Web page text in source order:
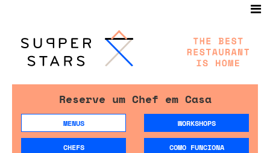
Reserve um Chef em Casa
MENUS WORKSHOPS
CHEFS COMO FUNCIONA